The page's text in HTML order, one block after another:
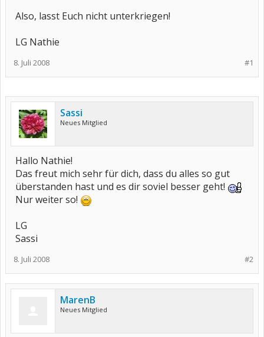
Also, lasst Euch nicht unterkriegen!
LG Nathie
#1
8. Juli 2008
Sassi
Neues Mitglied
Hallo Nathie!
Das freut mich sehr für dich, dass du alles so gut
überstanden hast und es dir soviel besser geht!
Nur weiter so!
LG
Sassi
#2
8. Juli 2008
MarenB
Neues Mitglied